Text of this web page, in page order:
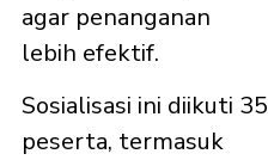
agar penanganan
lebih efektif.
Sosialisasi ini diikuti 35
peserta, termasuk